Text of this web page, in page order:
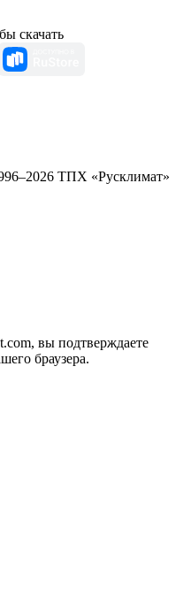
скачать
ТПХ «Русклимат»
вы подтверждаете
браузера.